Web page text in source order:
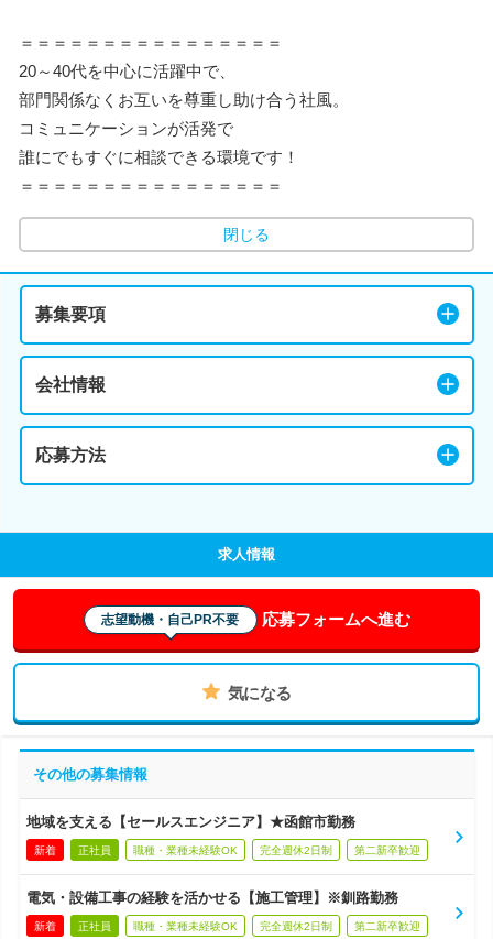
＝＝＝＝＝＝＝＝＝＝＝＝＝＝＝＝
20～40代を中心に活躍中で、
部門関係なくお互いを尊重し助け合う社風。
コミュニケーションが活発で
誰にでもすぐに相談できる環境です！
＝＝＝＝＝＝＝＝＝＝＝＝＝＝＝＝
閉じる
募集要項
会社情報
応募方法
求人情報
志望動機・自己PR不要 応募フォームへ進む
気になる
その他の募集情報
地域を支える【セールスエンジニア】★函館市勤務
新着 正社員 職種・業種未経験OK 完全週休2日制 第二新卒歓迎
電気・設備工事の経験を活かせる【施工管理】※釧路勤務
新着 正社員 職種・業種未経験OK 完全週休2日制 第二新卒歓迎